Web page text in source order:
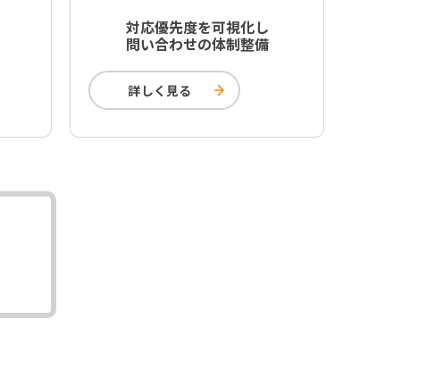
対応優先度を可視化し
問い合わせの体制整備
詳しく見る